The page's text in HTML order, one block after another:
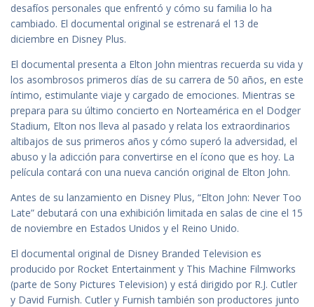
desafíos personales que enfrentó y cómo su familia lo ha
cambiado. El documental original se estrenará el 13 de
diciembre en Disney Plus.
El documental presenta a Elton John mientras recuerda su vida y
los asombrosos primeros días de su carrera de 50 años, en este
íntimo, estimulante viaje y cargado de emociones. Mientras se
prepara para su último concierto en Norteamérica en el Dodger
Stadium, Elton nos lleva al pasado y relata los extraordinarios
altibajos de sus primeros años y cómo superó la adversidad, el
abuso y la adicción para convertirse en el ícono que es hoy. La
película contará con una nueva canción original de Elton John.
Antes de su lanzamiento en Disney Plus, “Elton John: Never Too
Late” debutará con una exhibición limitada en salas de cine el 15
de noviembre en Estados Unidos y el Reino Unido.
El documental original de Disney Branded Television es
producido por Rocket Entertainment y This Machine Filmworks
(parte de Sony Pictures Television) y está dirigido por R.J. Cutler
y David Furnish. Cutler y Furnish también son productores junto